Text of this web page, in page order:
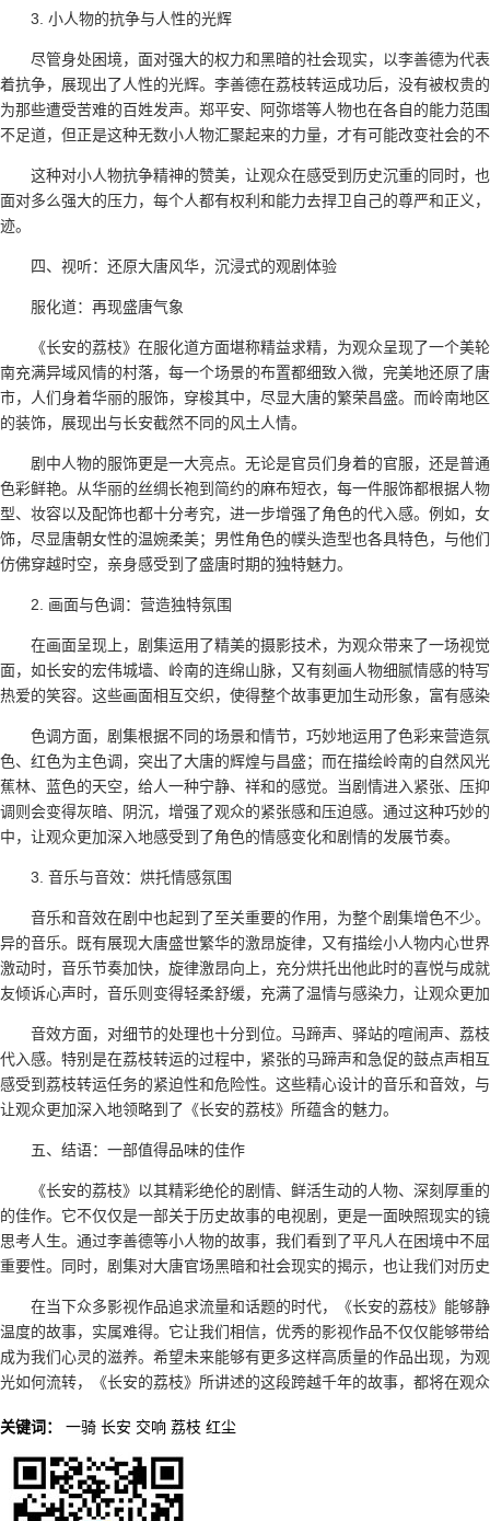
3. 小人物的抗争与人性的光辉
尽管身处困境，面对强大的权力和黑暗的社会现实，以李善德为代
着抗争，展现出了人性的光辉。李善德在荔枝转运成功后，没有被权贵
为那些遭受苦难的百姓发声。郑平安、阿弥塔等人物也在各自的能力范
不足道，但正是这种无数小人物汇聚起来的力量，才有可能改变社会的
这种对小人物抗争精神的赞美，让观众在感受到历史沉重的同时，
面对多么强大的压力，每个人都有权利和能力去捍卫自己的尊严和正义
迹。
四、视听：还原大唐风华，沉浸式的观剧体验
服化道：再现盛唐气象
《长安的荔枝》在服化道方面堪称精益求精，为观众呈现了一个
南充满异域风情的村落，每一个场景的布置都细致入微，完美地还原了
市，人们身着华丽的服饰，穿梭其中，尽显大唐的繁荣昌盛。而岭南地
的装饰，展现出与长安截然不同的风土人情。
剧中人物的服饰更是一大亮点。无论是官员们身着的官服，还是普
色彩鲜艳。从华丽的丝绸长袍到简约的麻布短衣，每一件服饰都根据人
型、妆容以及配饰也都十分考究，进一步增强了角色的代入感。例如，
饰，尽显唐朝女性的温婉柔美；男性角色的幞头造型也各具特色，与他
仿佛穿越时空，亲身感受到了盛唐时期的独特魅力。
2. 画面与色调：营造独特氛围
在画面呈现上，剧集运用了精美的摄影技术，为观众带来了一场视
面，如长安的宏伟城墙、岭南的连绵山脉，又有刻画人物细腻情感的特
热爱的笑容。这些画面相互交织，使得整个故事更加生动形象，富有感
色调方面，剧集根据不同的场景和情节，巧妙地运用了色彩来营造
色、红色为主色调，突出了大唐的辉煌与昌盛；而在描绘岭南的自然风
蕉林、蓝色的天空，给人一种宁静、祥和的感觉。当剧情进入紧张、压
调则会变得灰暗、阴沉，增强了观众的紧张感和压迫感。通过这种巧妙
中，让观众更加深入地感受到了角色的情感变化和剧情的发展节奏。
3. 音乐与音效：烘托情感氛围
音乐和音效在剧中也起到了至关重要的作用，为整个剧集增色不少
异的音乐。既有展现大唐盛世繁华的激昂旋律，又有描绘小人物内心世
激动时，音乐节奏加快，旋律激昂向上，充分烘托出他此时的喜悦与成
友倾诉心声时，音乐则变得轻柔舒缓，充满了温情与感染力，让观众更
音效方面，对细节的处理也十分到位。马蹄声、驿站的喧闹声、荔
代入感。特别是在荔枝转运的过程中，紧张的马蹄声和急促的鼓点声相
感受到荔枝转运任务的紧迫性和危险性。这些精心设计的音乐和音效，
让观众更加深入地领略到了《长安的荔枝》所蕴含的魅力。
五、结语：一部值得品味的佳作
《长安的荔枝》以其精彩绝伦的剧情、鲜活生动的人物、深刻厚
的佳作。它不仅仅是一部关于历史故事的电视剧，更是一面映照现实的
思考人生。通过李善德等小人物的故事，我们看到了平凡人在困境中不
重要性。同时，剧集对大唐官场黑暗和社会现实的揭示，也让我们对历
在当下众多影视作品追求流量和话题的时代，《长安的荔枝》能够
温度的故事，实属难得。它让我们相信，优秀的影视作品不仅仅能够带
成为我们心灵的滋养。希望未来能够有更多这样高质量的作品出现，为
光如何流转，《长安的荔枝》所讲述的这段跨越千年的故事，都将在观
关键词： 一骑 长安 交响 荔枝 红尘